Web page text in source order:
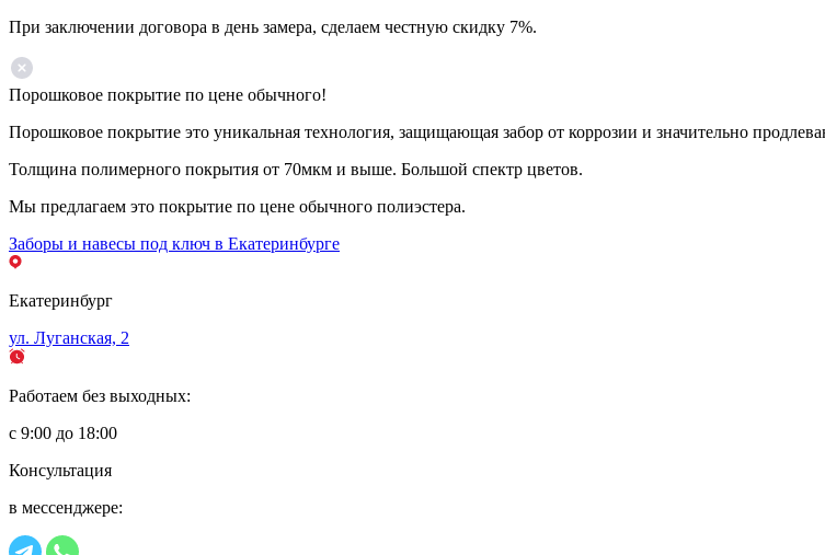
При заключении договора в день замера, сделаем честную скидку 7%.
Порошковое покрытие по цене обычного!
Порошковое покрытие это уникальная технология, защищающая забор от коррозии и значительно
Толщина полимерного покрытия от 70мкм и выше. Большой спектр цветов.
Мы предлагаем это покрытие по цене обычного полиэстера.
Заборы и навесы под ключ в Екатеринбурге
Екатеринбург
ул. Луганская, 2
Работаем без выходных:
с 9:00 до 18:00
Консультация
в мессенджере: